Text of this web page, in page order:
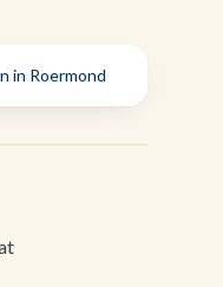
in Roermond